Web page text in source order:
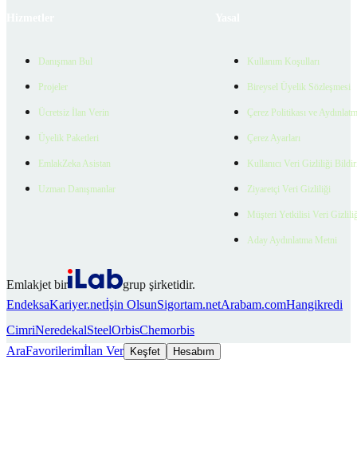
Danışman Bul
Projeler
Ücretsiz İlan Verin
Üyelik Paketleri
EmlakZeka Asistan
Uzman Danışmanlar
Kullanım Koşulları
Bireysel Üyelik Sözleşmesi
Çerez Politikası ve
Çerez Ayarları
Kullanıcı Veri Gizliliği
Ziyaretçi Veri Gizliliği
Müşteri Yetkilisi Veri
Aday Aydınlatma Metni
Emlakjet bir
grup şirketidir.
EndeksaKariyer.netİşin OlsunSigortam.netArabam.comHangikredi
CimriNeredekalSteelOrbisChemorbis
AraFavorilerimİlan Ver Keşfet Hesabım